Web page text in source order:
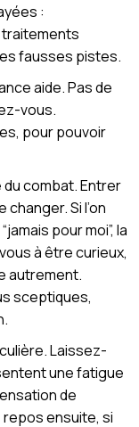
:
fausses pistes.
aide. Pas de
vous.
pour pouvoir
du combat. Entrer
changer. Si l’on
pour moi”, la
à être curieux,
autrement.
sceptiques,
Laissez-
une fatigue
de
ensuite, si